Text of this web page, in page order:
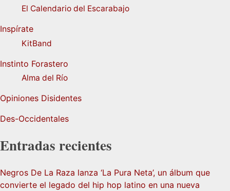
El Calendario del Escarabajo
Inspírate
KitBand
Instinto Forastero
Alma del Río
Opiniones Disidentes
Des-Occidentales
Entradas recientes
Negros De La Raza lanza ‘La Pura Neta’, un álbum que
convierte el legado del hip hop latino en una nueva